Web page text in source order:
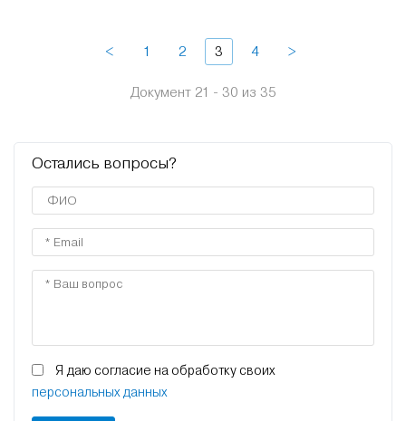
< 1 2 3 4 >
Документ 21 - 30 из 35
Остались вопросы?
Я даю согласие на обработку своих
персональных данных